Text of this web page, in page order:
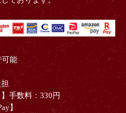
可能
手数料：330円
】